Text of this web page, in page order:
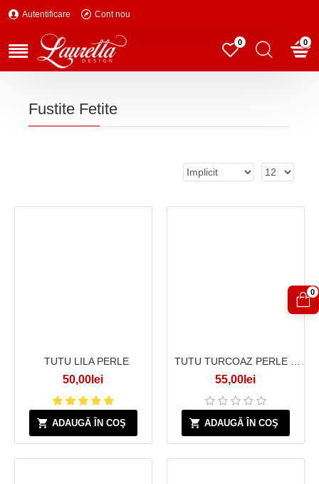
Autentificare Cont nou
0 0
Fustite Fetite
TUTU LILA PERLE
50,00lei
ADAUGĂ ÎN COŞ
55,00lei
ADAUGĂ ÎN COŞ
0